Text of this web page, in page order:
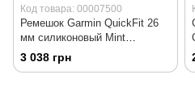
Код товара: 00007500
Ремешок Garmin QuickFit 26
мм силиконовый Mint
(комплект из 3 частей) 010-
12905-00
3 038 грн